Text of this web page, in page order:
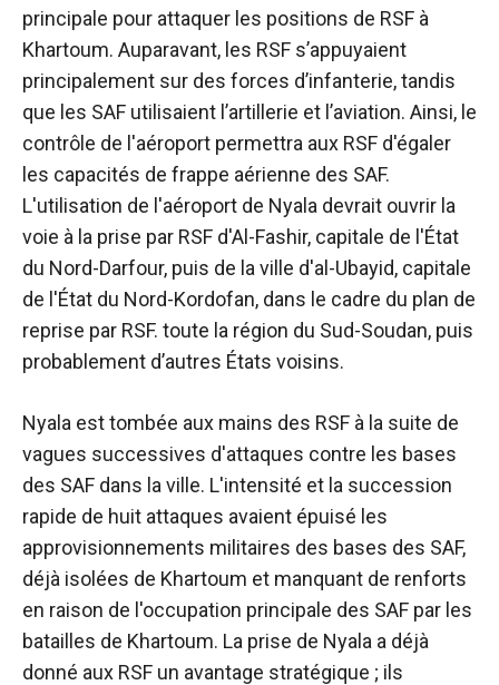
principale pour attaquer les positions de RSF à
Khartoum. Auparavant, les RSF s’appuyaient
principalement sur des forces d’infanterie, tandis
que les SAF utilisaient l’artillerie et l’aviation. Ainsi, le
contrôle de l'aéroport permettra aux RSF d'égaler
les capacités de frappe aérienne des SAF.
L'utilisation de l'aéroport de Nyala devrait ouvrir la
voie à la prise par RSF d'Al-Fashir, capitale de l'État
du Nord-Darfour, puis de la ville d'al-Ubayid, capitale
de l'État du Nord-Kordofan, dans le cadre du plan de
reprise par RSF. toute la région du Sud-Soudan, puis
probablement d’autres États voisins.
Nyala est tombée aux mains des RSF à la suite de
vagues successives d'attaques contre les bases
des SAF dans la ville. L'intensité et la succession
rapide de huit attaques avaient épuisé les
approvisionnements militaires des bases des SAF,
déjà isolées de Khartoum et manquant de renforts
en raison de l'occupation principale des SAF par les
batailles de Khartoum. La prise de Nyala a déjà
donné aux RSF un avantage stratégique ; ils